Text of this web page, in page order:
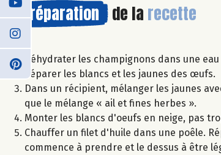
Préparation de la recette
Réhydrater les champignons dans une
Séparer les blancs et les jaunes des œufs.
Dans un récipient, mélanger les jaunes
que le mélange « ail et fines herbes ».
Monter les blancs d'oeufs en neige, pas
Chauffer un filet d'huile dans une poêle.
commence à prendre et le dessus à être